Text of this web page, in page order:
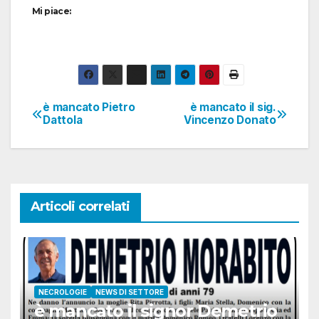
Mi piace:
Navigazione
articoli
è mancato il sig.
Vincenzo Donato
è mancato Pietro
Dattola
Articoli correlati
NECROLOGIE NEWS DI SETTORE
è mancato il signor Demetrio